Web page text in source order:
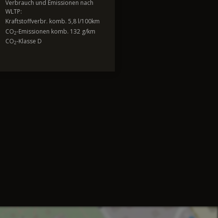
Verbrauch und Emissionen nach
WLTP:
Kraftstoffverbr. komb. 5,8 l/100km
CO2-Emissionen komb. 132 g/km
CO2-Klasse D